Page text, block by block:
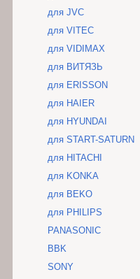
для JVC
для VITEC
для VIDIMAX
для ВИТЯЗЬ
для ERISSON
для HAIER
для HYUNDAI
для START-SATURN
для HITACHI
для KONKA
для BEKO
для PHILIPS
PANASONIC
BBK
SONY